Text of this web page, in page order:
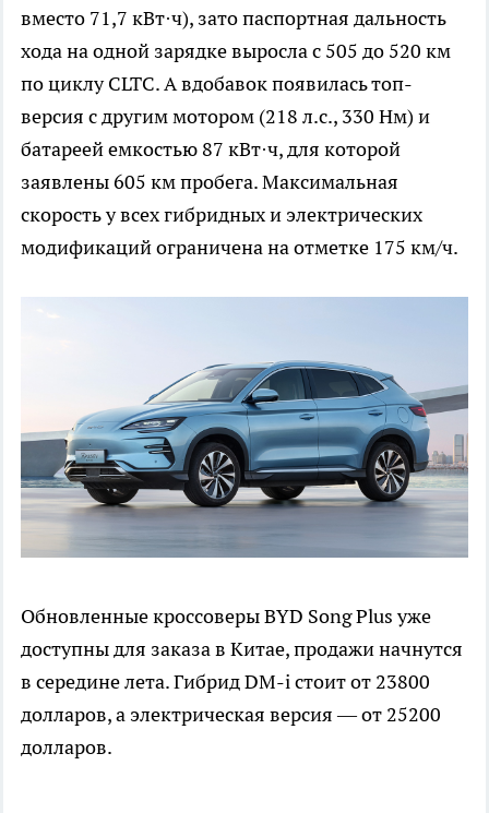
вместо 71,7 кВт·ч), зато паспортная дальность
хода на одной зарядке выросла с 505 до 520 км
по циклу CLTC. А вдобавок появилась топ-
версия с другим мотором (218 л.с., 330 Нм) и
батареей емкостью 87 кВт·ч, для которой
заявлены 605 км пробега. Максимальная
скорость у всех гибридных и электрических
модификаций ограничена на отметке 175 км/ч.
Обновленные кроссоверы BYD Song Plus уже
доступны для заказа в Китае, продажи начнутся
в середине лета. Гибрид DM-i стоит от 23800
долларов, а электрическая версия — от 25200
долларов.